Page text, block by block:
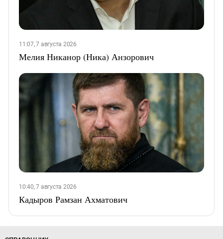
11:07, 7 августа 2026
Мелия Никанор (Ника) Анзорович
10:40, 7 августа 2026
Кадыров Рамзан Ахматович